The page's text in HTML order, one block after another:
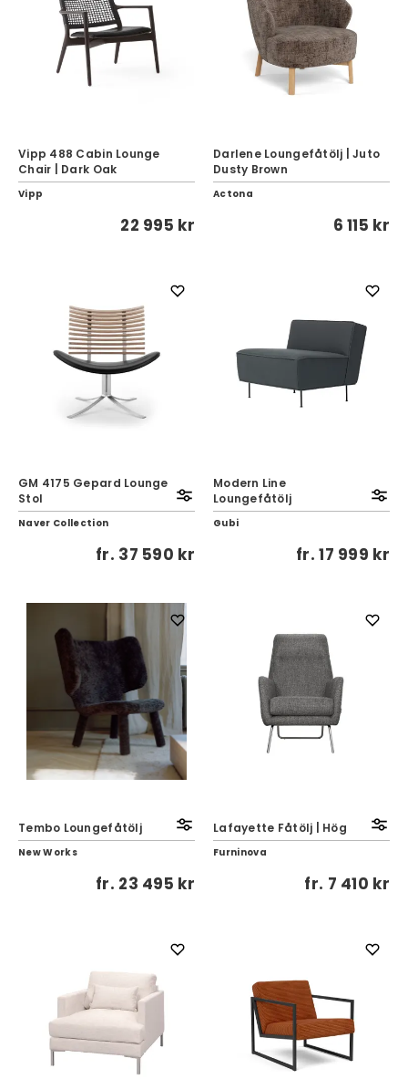
Vipp 488 Cabin Lounge
Chair | Dark Oak
Vipp
22 995 kr
Darlene Loungefåtölj | Juto
Dusty Brown
Actona
6 115 kr
GM 4175 Gepard Lounge
Stol
Naver Collection
fr. 37 590 kr
Modern Line
Loungefåtölj
Gubi
fr.17 999 kr
Tembo Loungefåtölj
New Works
fr. 23 495 kr
Lafayette Fåtölj | Hög
Furninova
fr. 7 410 kr